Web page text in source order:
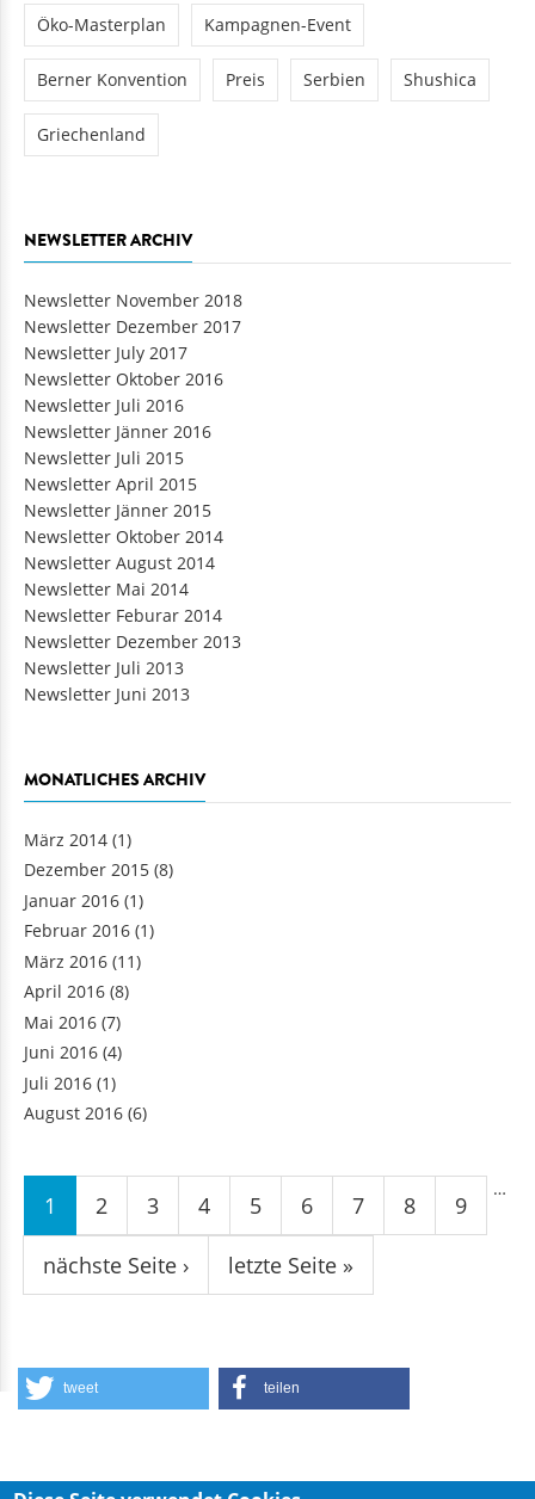
Öko-Masterplan Kampagnen-Event
Berner Konvention Preis Serbien Shushica
Griechenland
NEWSLETTER ARCHIV
Newsletter November 2018
Newsletter Dezember 2017
Newsletter July 2017
Newsletter Oktober 2016
Newsletter Juli 2016
Newsletter Jänner 2016
Newsletter Juli 2015
Newsletter April 2015
Newsletter Jänner 2015
Newsletter Oktober 2014
Newsletter August 2014
Newsletter Mai 2014
Newsletter Feburar 2014
Newsletter Dezember 2013
Newsletter Juli 2013
Newsletter Juni 2013
MONATLICHES ARCHIV
(1)
(8)
Januar 2016
(1)
(1)
(11)
April 2016
(8)
(7)
Juni 2016
(4)
Juli 2016
(1)
August 2016
(6)
Seiten
1 2 3 4 5 6 7 8 9
nächste Seite › letzte Seite »